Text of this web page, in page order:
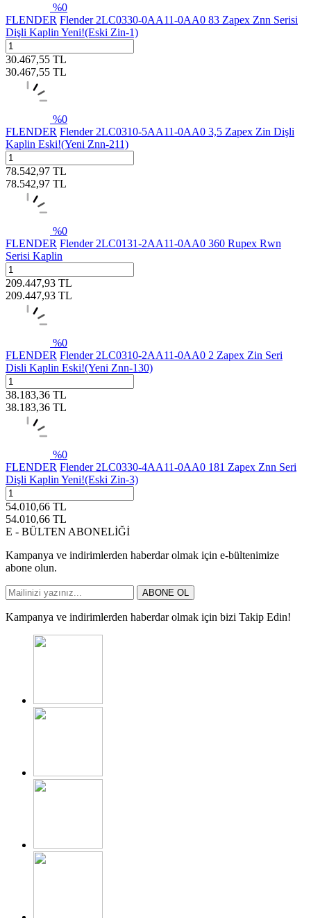
%0
FLENDER Flender 2LC0330-0AA11-0AA0 83 Zapex Znn Serisi
Dişli Kaplin Yeni!(Eski Zin-1)
30.467,55 TL
30.467,55 TL
%0
FLENDER Flender 2LC0310-5AA11-0AA0 3,5 Zapex Zin Dişli
Kaplin Eski!(Yeni Znn-211)
78.542,97 TL
78.542,97 TL
%0
FLENDER Flender 2LC0131-2AA11-0AA0 360 Rupex Rwn
Serisi Kaplin
209.447,93 TL
209.447,93 TL
%0
FLENDER Flender 2LC0310-2AA11-0AA0 2 Zapex Zin Seri
Disli Kaplin Eski!(Yeni Znn-130)
38.183,36 TL
38.183,36 TL
%0
FLENDER Flender 2LC0330-4AA11-0AA0 181 Zapex Znn Seri
Dişli Kaplin Yeni!(Eski Zin-3)
54.010,66 TL
54.010,66 TL
E - BÜLTEN ABONELİĞİ
Kampanya ve indirimlerden haberdar olmak için e-bültenimize
abone olun.
ABONE OL
Kampanya ve indirimlerden haberdar olmak için bizi Takip Edin!